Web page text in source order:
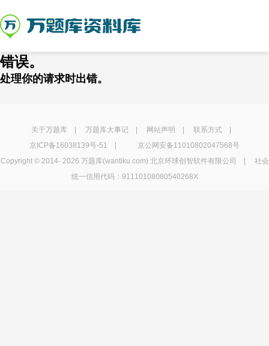
错误。
处理你的请求时出错。
关于万题库| 万题库大事记| 网站声明 联系方式|
京ICP备16038139号-51
京公网安备11010802047568号
Copyright © 2014- 2026 万题库(wantiku.com) 北京环球创智软件有限公司 | 社会
统一信用代码：91110108080540268X